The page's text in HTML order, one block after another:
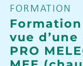
FORMATION
vue
PRO